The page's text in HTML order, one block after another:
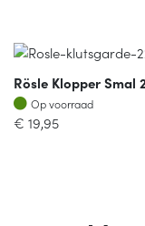
Rösle Klopper Smal
Op voorraad
Op voorraad
€ 19,95